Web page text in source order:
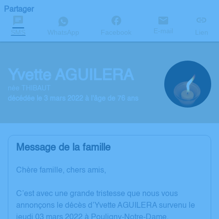
Partager
SMS WhatsApp Facebook E-mail Lien
Yvette AGUILERA
née THIBAUT
décédée le 3 mars 2022 à l'âge de 76 ans
Message de la famille
Chère famille, chers amis,
C’est avec une grande tristesse que nous vous
annonçons le décès d’Yvette AGUILERA survenu le